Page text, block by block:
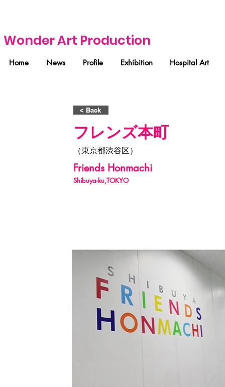
Wonder Art Production
Home News Profile Exhibition Hospital Art
< Back
フレンズ本町
（東京都渋谷区）
Friends Honmachi
Shibuya-ku,TOKYO